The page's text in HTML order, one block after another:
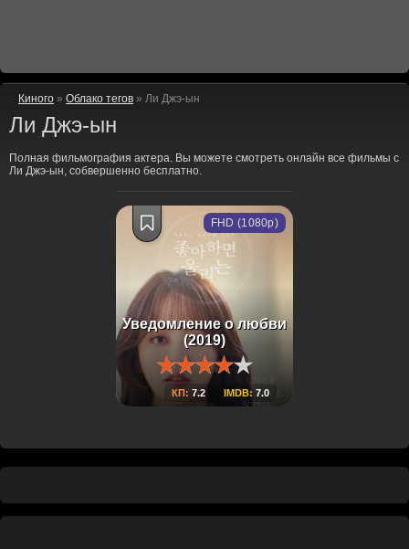
Киного » Облако тегов » Ли Джэ-ын
Ли Джэ-ын
Полная фильмография актера. Вы можете смотреть онлайн все фильмы с
Ли Джэ-ын, собвершенно бесплатно.
Уведомление о любви
(2019)
КП: 7.2 IMDB: 7.0
FHD (1080p)